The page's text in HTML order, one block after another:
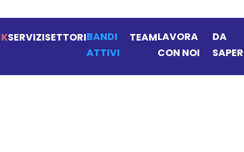
SERVIZISETTORIBANDI
ATTIVI
TEAMLAVORA
CON NOI
DA